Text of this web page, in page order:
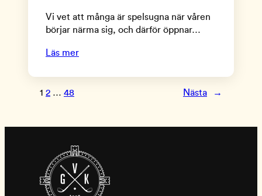
Vi vet att många är spelsugna när våren
börjar närma sig, och därför öppnar…
Läs mer
1 2 … 48 Nästa →